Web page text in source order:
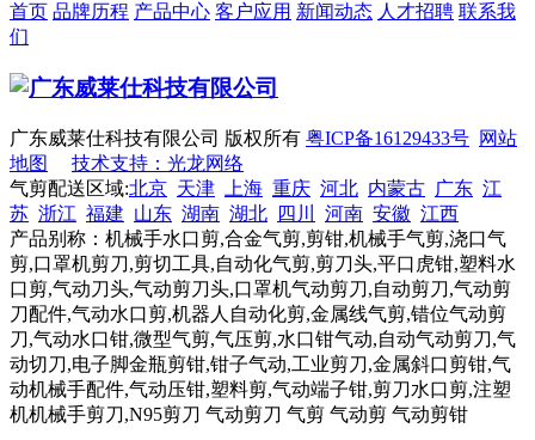
首页 品牌历程 产品中心 客户应用 新闻动态 人才招聘 联系我
们
广东威莱仕科技有限公司 版权所有 粤ICP备16129433号 网站
地图
技术支持：光龙网络
气剪配送区域:北京 天津 上海 重庆 河北 内蒙古 广东 江
苏 浙江 福建 山东 湖南 湖北 四川 河南 安徽 江西
产品别称：机械手水口剪,合金气剪,剪钳,机械手气剪,浇口气
剪,口罩机剪刀,剪切工具,自动化气剪,剪刀头,平口虎钳,塑料水
口剪,气动刀头,气动剪刀头,口罩机气动剪刀,自动剪刀,气动剪
刀配件,气动水口剪,机器人自动化剪,金属线气剪,错位气动剪
刀,气动水口钳,微型气剪,气压剪,水口钳气动,自动气动剪刀,气
动切刀,电子脚金瓶剪钳,钳子气动,工业剪刀,金属斜口剪钳,气
动机械手配件,气动压钳,塑料剪,气动端子钳,剪刀水口剪,注塑
机机械手剪刀,N95剪刀 气动剪刀 气剪 气动剪 气动剪钳